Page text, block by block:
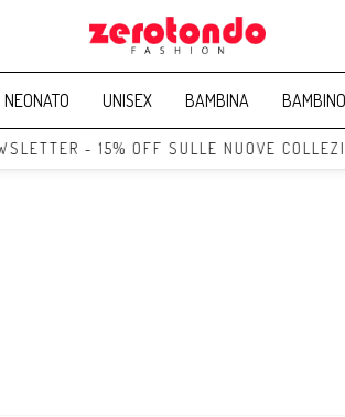
NEONATO UNISEX BAMBINA BAMBINO
- 15% OFF SULLE NUOVE